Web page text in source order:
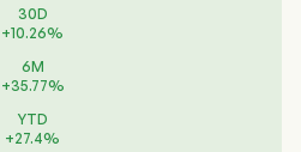
30D
+10.26%
6M
+35.77%
YTD
+27.4%